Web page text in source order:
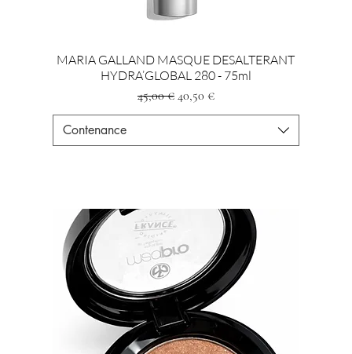
MARIA GALLAND MASQUE DESALTERANT
HYDRA’GLOBAL 280 - 75ml
Standardpreis
45,00 € Sale-Preis
40,50 €
Contenance